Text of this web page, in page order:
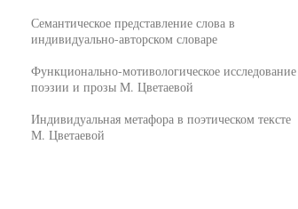
Семантическое представление слова в
индивидуально-авторском словаре
Функционально-мотивологическое исследование
поэзии и прозы М. Цветаевой
Индивидуальная метафора в поэтическом тексте
М. Цветаевой